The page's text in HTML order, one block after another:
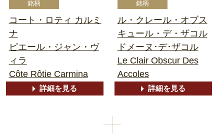
コート・ロティ カルミ
ナ
ピエール・ジャン・ヴ
ィラ
Côte Rôtie Carmina
詳細を見る
ル・クレール・オブス
キュール・デ・ザコル
ドメーヌ･デ･ザコル
Le Clair Obscur Des
Accoles
詳細を見る